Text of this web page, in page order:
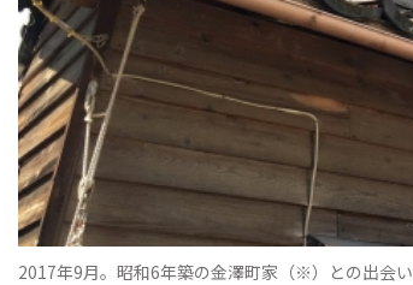
2017年9月。昭和6年築の金澤町家（※）との出会い